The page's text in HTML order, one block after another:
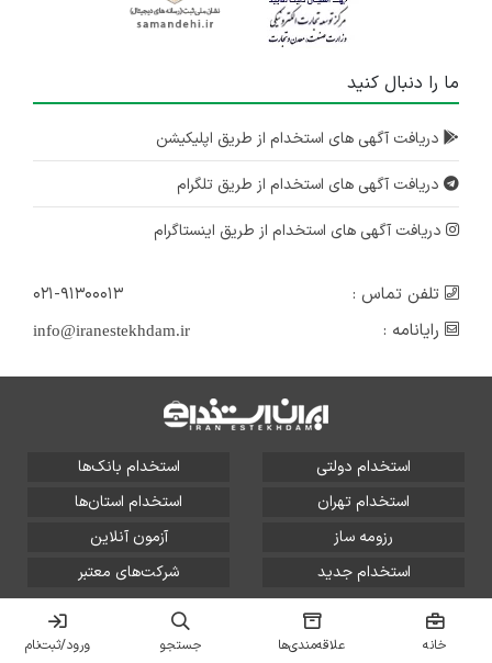
ما را دنبال کنید
دریافت آگهی های استخدام از طریق اپلیکیشن
دریافت آگهی های استخدام از طریق تلگرام
دریافت آگهی های استخدام از طریق اینستاگرام
تلفن تماس :
۰۲۱-۹۱۳۰۰۰۱۳
رایانامه :
info@iranestekhdam.ir
استخدام دولتی
استخدام بانک‌ها
استخدام تهران
استخدام استان‌ها
رزومه ساز
آزمون آنلاین
استخدام جدید
شرکت‌های معتبر
تمامی حقوق این سایت برای آلتین سیستم محفوظ است و هر
گونه سوءاستفاده از آن پیگرد قانونی دارد.
خانه علاقه‌مندی‌ها جستجو ورود/ثبت‌نام